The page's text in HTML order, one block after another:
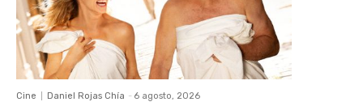
Cine Daniel Rojas Chía - 6 agosto, 2026